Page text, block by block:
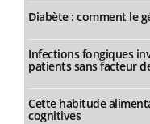
Diabète : comment le
Infections fongiques
patients sans facteur
Cette habitude
cognitives